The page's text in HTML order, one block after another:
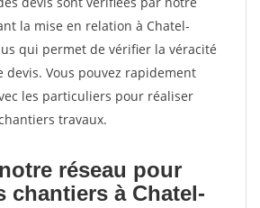
la mise en relation à Chatel-
qui permet de vérifier la véracité
devis. Vous pouvez rapidement
les particuliers pour réaliser
travaux.
réseau pour
chantiers à Chatel-